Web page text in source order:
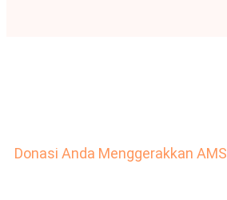
Donasi Anda Menggerakkan AMS